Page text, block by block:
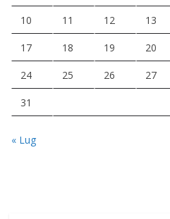
10 11 12 13
17 18 19 20
24 25 26 27
31
« Lug